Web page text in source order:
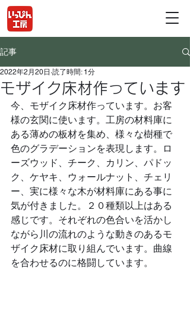
記事
モザイク床材作っています
2022年2月20日 読了時間: 1分
今、モザイク床材作っています。お客
様の玄関に使います。工房の材料庫に
ある薄めの板材を集め、様々な樹種で
色のグラデーションを表現します。ロ
ーズウッド、チーク、カリン、パドッ
ク、ケヤキ、ウォールナット、チェリ
ー、実に様々な木が材料庫にある事に
気が付きました。２０種類以上はある
感じです。それぞれの色合いを活かし
ながら川の流れのような動きのあるモ
ザイク床材に取り組んでいます。曲線
を合わせるのに格闘しています。